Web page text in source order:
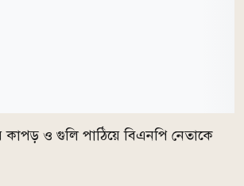
ও গুলি পাঠিয়ে বিএনপি নেতাকে